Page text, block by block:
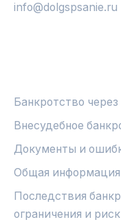
info@dolgspsanie.ru
Банкротство
Внесудебное
Документы и
Общая информация
Последствия
ограничения и